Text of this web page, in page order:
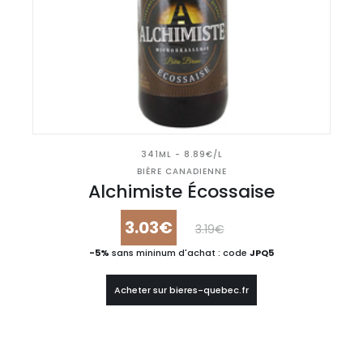
341ML - 8.89€/L
BIÈRE CANADIENNE
Alchimiste Écossaise
3.03€ 3.19€
-5% sans mininum d'achat : code JPQ5
Acheter sur bieres-quebec.fr